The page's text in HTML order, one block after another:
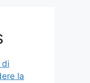
di
la